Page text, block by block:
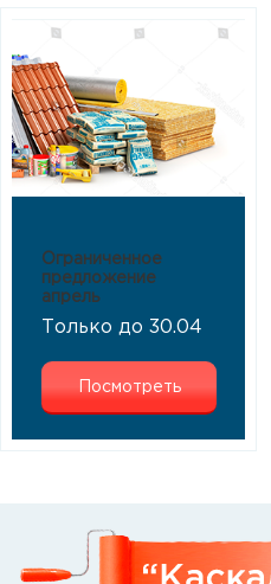
Ограниченное
предложение
апрель
Только до 30.04
Посмотреть